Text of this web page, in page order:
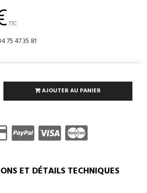
TTC
75 47 35 81
AJOUTER AU PANIER
ET DÉTAILS TECHNIQUES